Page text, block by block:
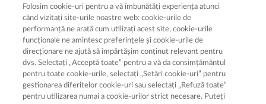
Biblioteca video cu explicații
despre boala
Folosim cookie-uri pentru a vă îmbunătăți experiența atunci
când vizitați site-urile noastre web: cookie-urile de
performanță ne arată cum utilizați acest site, cookie-urile
funcționale ne amintesc preferințele și cookie-urile de
direcționare ne ajută să împărtășim conținut relevant pentru
dvs. Selectați „Acceptă toate” pentru a vă da consimțământul
pentru toate cookie-urile, selectați „Setări cookie-uri” pentru
gestionarea diferitelor cookie-uri sau selectați „Refuză toate”
pentru utilizarea numai a cookie-urilor strict necesare. Puteți